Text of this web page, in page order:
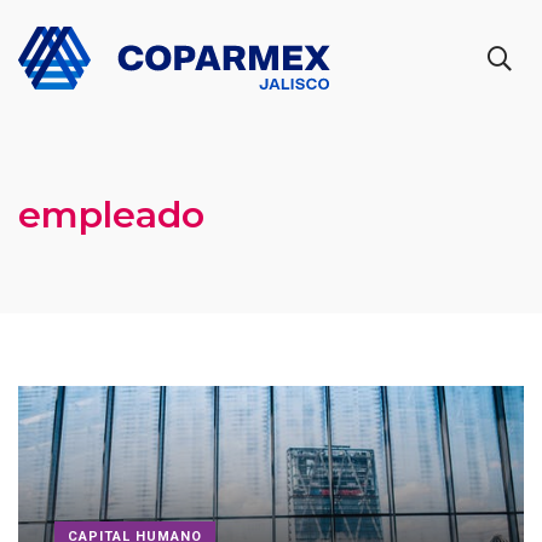
empleado
CAPITAL HUMANO